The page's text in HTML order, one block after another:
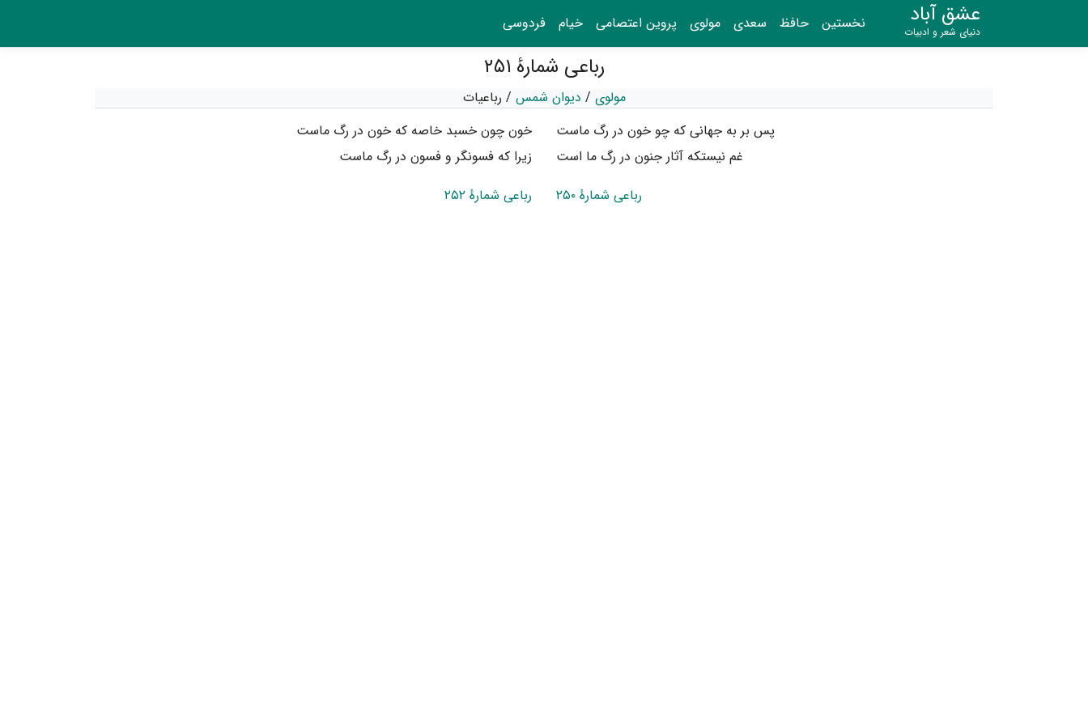
عشق آباد
دنیای شعر و ادبیات نخستین حافظ سعدی مولوی پروین اعتصامی خیام فردوسی
رباعی شمارهٔ ۲۵۱
مولوی / دیوان شمس / رباعیات
پس بر به جهانی که چو خون در رگ ماست
خون چون خسبد خاصه که خون در رگ ماست
غم نیستکه آثار جنون در رگ ما است
زیرا که فسونگر و فسون در رگ ماست
رباعی شمارهٔ ۲۵۰
رباعی شمارهٔ ۲۵۲